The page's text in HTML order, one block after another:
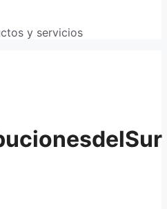
y servicios